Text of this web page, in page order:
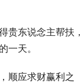
贵东说念主帮扶，
一天。
顺应求财赢利之